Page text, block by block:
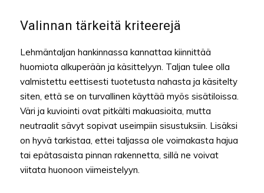
Valinnan tärkeitä kriteerejä
Lehmäntaljan hankinnassa kannattaa kiinnittää
huomiota alkuperään ja käsittelyyn. Taljan tulee olla
valmistettu eettisesti tuotetusta nahasta ja käsitelty
siten, että se on turvallinen käyttää myös sisätiloissa.
Väri ja kuviointi ovat pitkälti makuasioita, mutta
neutraalit sävyt sopivat useimpiin sisustuksiin. Lisäksi
on hyvä tarkistaa, ettei taljassa ole voimakasta hajua
tai epätasaista pinnan rakennetta, sillä ne voivat
viitata huonoon viimeistelyyn.